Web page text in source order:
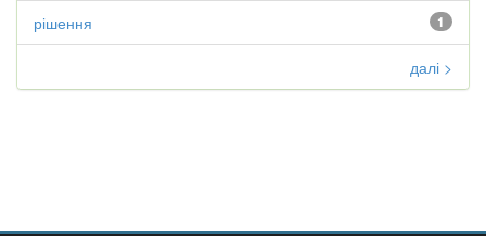
1
рішення
далі >